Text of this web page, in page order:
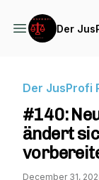
Der
Der JusProfi
#140:
ändert
December 31,